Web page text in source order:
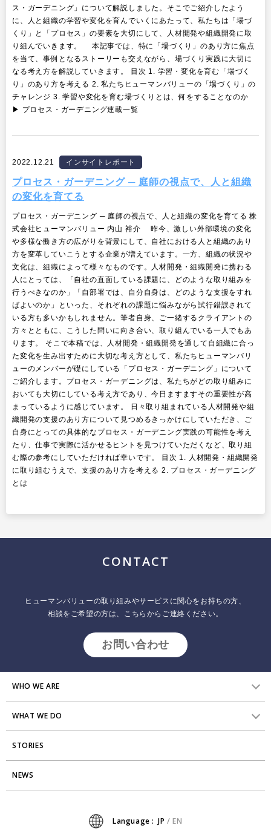
ス・ガーデニング」について解説しました。そこでご紹介したよう
に、人と組織の学習や変化を育んでいくにあたって、私たちは「場づ
くり」と「プロセス」の要素を大切にして、人材開発や組織開発に取
り組んでいきます。 本記事では、特に「場づくり」のあり方に焦点
を当て、事例となるストーリーも交えながら、場づくり実践に大切に
なる考え方を解説していきます。 目次 1. 学習・変化を育む「場づく
り」のあり方を考える 2. 私たちヒューマンバリューの「場づくり」の
チャレンジ 3. 学習や変化を育む場づくりとは、何をすることなのか
▶︎ プロセス・ガーデニング連載一覧
2022.12.21 インサイトレポート
プロセス・ガーデニング ─ 庭師の視点で、人と組織
の変化を育てる
プロセス・ガーデニング ─ 庭師の視点で、人と組織の変化を育てる 株
式会社ヒューマンバリュー 内山 裕介 昨今、激しい外部環境の変化
や多様な働き方の広がりを背景にして、自社における人と組織のあり
方を変革していこうとする企業が増えています。一方、組織の状況や
文化は、組織によって様々なものです。人材開発・組織開発に携わる
人にとっては、「自社の直面している課題に、どのような取り組みを
行うべきなのか」「自部署では、自分自身は、どのような支援をすれ
ばよいのか」といった、それぞれの課題に悩みながら試行錯誤されて
いる方も多いかもしれません。筆者自身、ご一緒するクライアントの
方々とともに、こうした問いに向き合い、取り組んでいる一人でもあ
ります。 そこで本稿では、人材開発・組織開発を通して自組織に合っ
た変化を生み出すために大切な考え方として、私たちヒューマンバリ
ューのメンバーが礎にしている「プロセス・ガーデニング」について
ご紹介します。プロセス・ガーデニングは、私たちがどの取り組みに
おいても大切にしている考え方であり、今日ますますその重要性が高
まっているように感じています。 日々取り組まれている人材開発や組
織開発の支援のあり方について見つめるきっかけにしていただき、ご
自身にとっての具体的なプロセス・ガーデニング実践の可能性を考え
たり、仕事で実際に活かせるヒントを見つけていただくなど、取り組
む際の参考にしていただければ幸いです。 目次 1. 人材開発・組織開発
に取り組むうえで、支援のあり方を考える 2. プロセス・ガーデニング
とは
CONTACT
ヒューマンバリューの取り組みやサービスに関心をお持ちの方、
相談をご希望の方は、こちらからご連絡ください。
お問い合わせ
WHO WE ARE
HVからのメッセージ
研究員紹介
アクセス
WHAT WE DO
組織変革
エンゲージメント向上支援
STORIES
Stories
NEWS
Language : JP /EN